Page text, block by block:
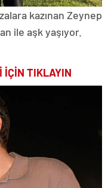
kazınan Zeynep
ile aşk yaşıyor.
İÇİN TIKLAYIN